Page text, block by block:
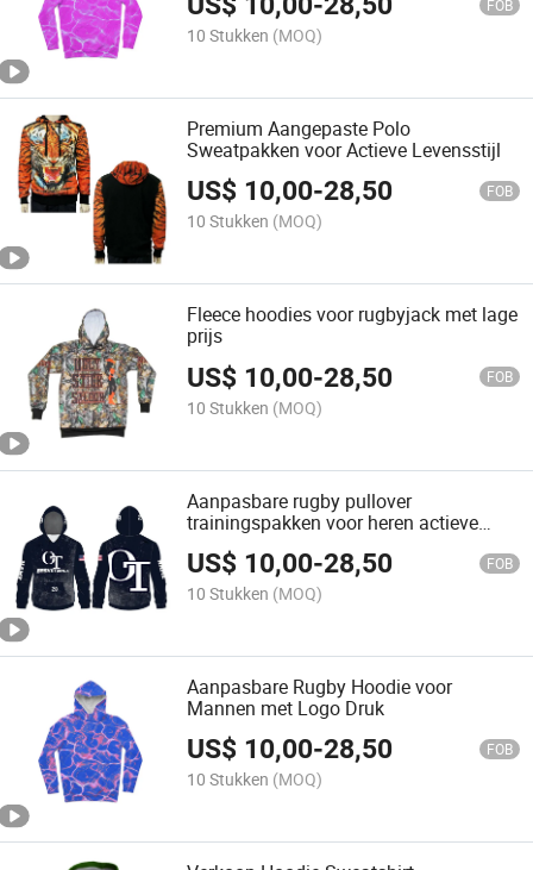
FOB
10 Stukken (MOQ)
Premium Aangepaste Polo
Sweatpakken voor Actieve Levensstijl
US$ 10,00-28,50 FOB
10 Stukken (MOQ)
Fleece hoodies voor rugbyjack met lage
prijs
US$ 10,00-28,50 FOB
10 Stukken (MOQ)
Aanpasbare rugby pullover
trainingspakken voor heren actieve
kleding
US$ 10,00-28,50 FOB
10 Stukken (MOQ)
Aanpasbare Rugby Hoodie voor
Mannen met Logo Druk
US$ 10,00-28,50 FOB
10 Stukken (MOQ)